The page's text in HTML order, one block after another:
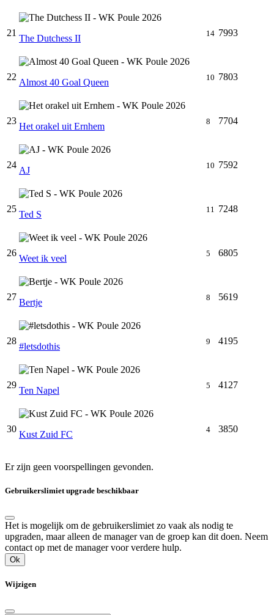
21
The Dutchess II 14 7993
22
Almost 40 Goal Queen 10 7803
23
Het orakel uit Ernhem 8 7704
24
AJ 10 7592
25
Ted S 11 7248
26
Weet ik veel 5 6805
27
Bertje 8 5619
28
#letsdothis 9 4195
29
Ten Napel 5 4127
30
Kust Zuid FC 4 3850
Er zijn geen voorspellingen gevonden.
Gebruikerslimiet upgrade beschikbaar
Het is mogelijk om de gebruikerslimiet zo vaak als nodig te
upgraden, maar alleen de manager van de groep kan dit doen. Neem
contact op met de manager voor verdere hulp.
Ok
Wijzigen